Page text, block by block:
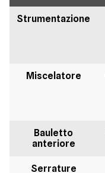
Strumentazione
Miscelatore
Bauletto
anteriore
Serrature